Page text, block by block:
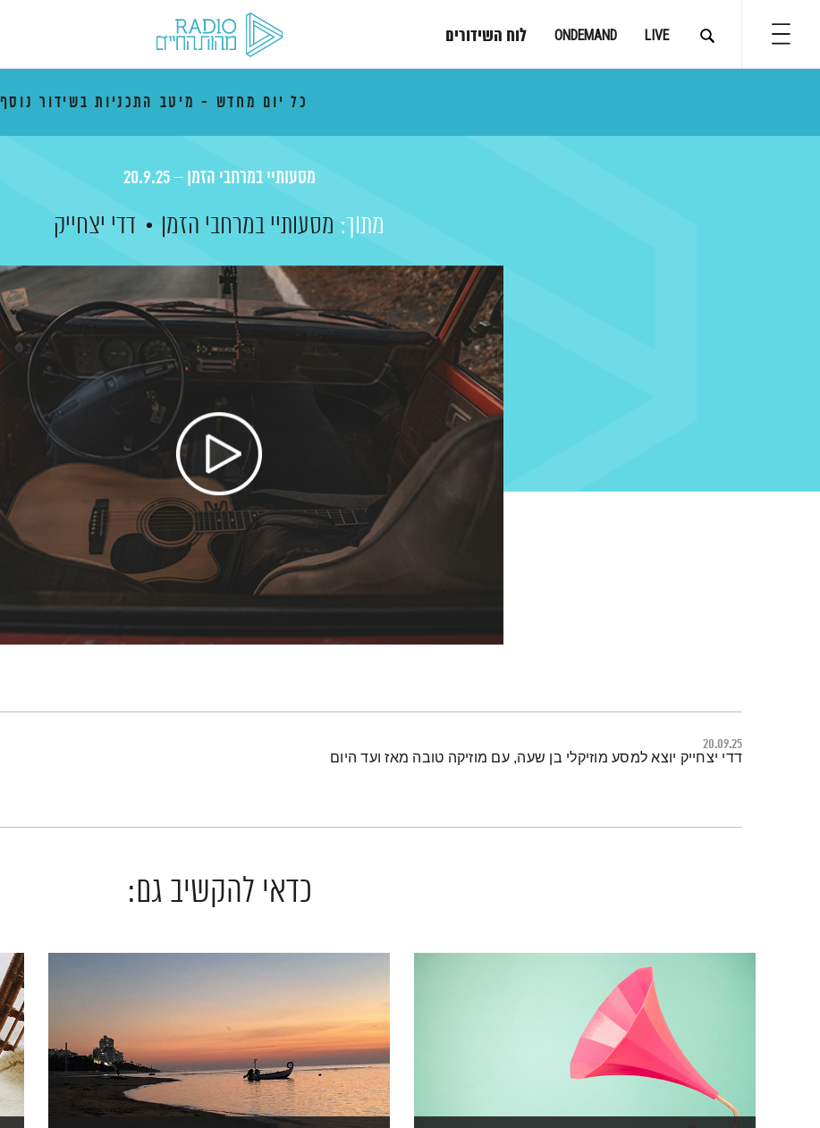
LIVE
ONDEMAND לוח השידורים
כל יום מחדש - מיטב התכניות בשידור נוסף
מסעותיי במרחבי הזמן – 20.9.25
מתוך: מסעותיי במרחבי הזמן דדי יצחייק
20.09.25
תמצית הפודקאסט
דדי יצחייק יוצא למסע מוזיקלי בן שעה, עם מוזיקה טובה מאז ועד היום
כדאי להקשיב גם: